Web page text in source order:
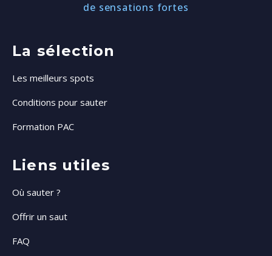
de sensations fortes
La sélection
Les meilleurs spots
Conditions pour sauter
Formation PAC
Liens utiles
Où sauter ?
Offrir un saut
FAQ